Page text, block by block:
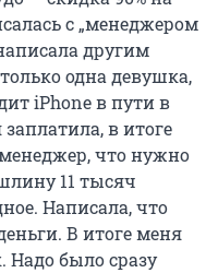
с „менеджером
другим
одна девушка,
iPhone в пути в
в итоге
что нужно
11 тысяч
Написала, что
В итоге меня
Надо было сразу